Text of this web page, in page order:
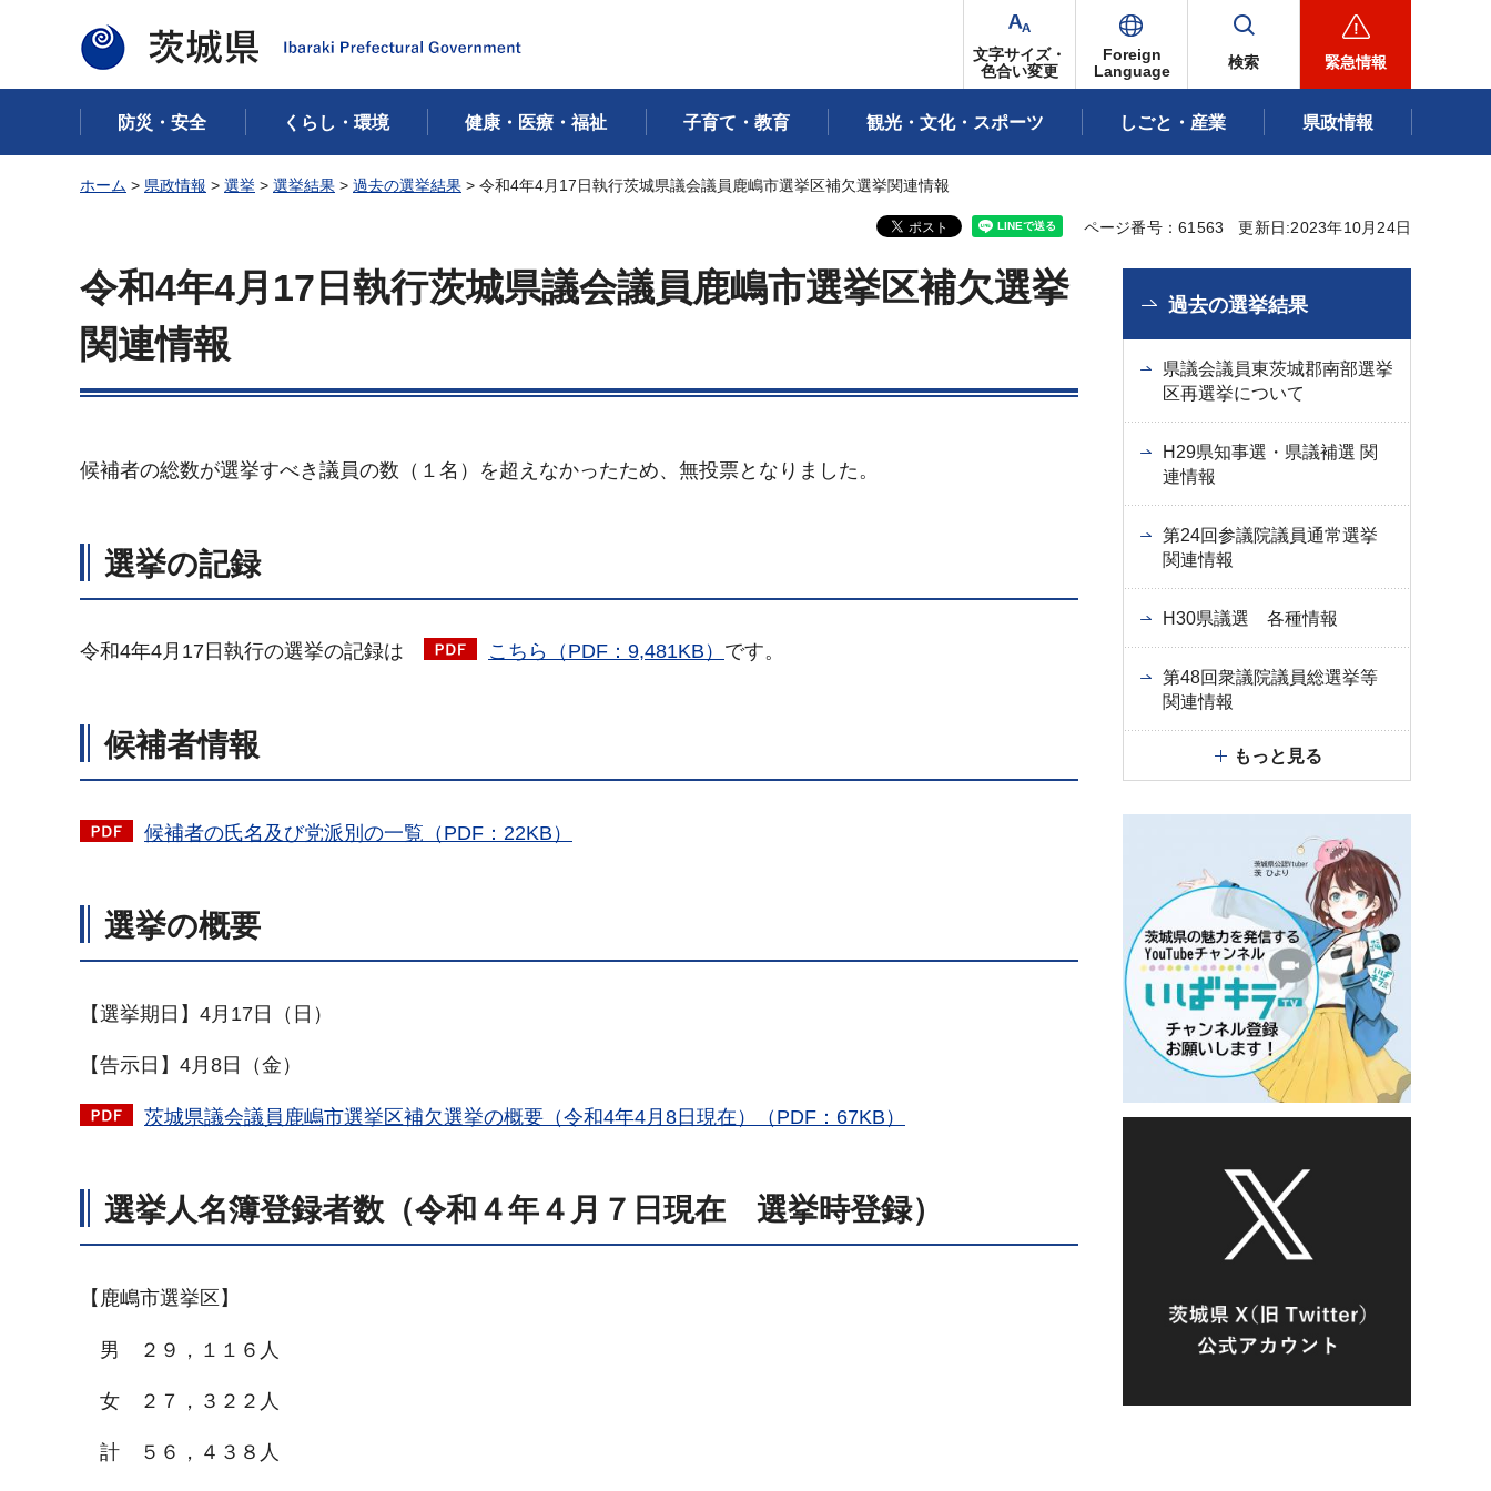
茨城県
文字サイズ・
色合い変更
Foreign
Language
検索 緊急情報
防災・安全 くらし・環境 健康・医療・福祉 子育て・教育 観光・文化・スポーツ しごと・産業 県政情報
ホーム > 県政情報 > 選挙 > 選挙結果 > 過去の選挙結果 > 令和4年4月17日執行茨城県議会議員鹿嶋市選挙区補欠選挙関連情報
ページ番号：61563 更新日:2023年10月24日
令和4年4月17日執行茨城県議会議員鹿嶋市選挙区補欠選挙
関連情報
候補者の総数が選挙すべき議員の数（１名）を超えなかったため、無投票となりました。
選挙の記録
令和4年4月17日執行の選挙の記録は こちら（PDF：9,481KB） です。
候補者情報
候補者の氏名及び党派別の一覧（PDF：22KB）
選挙の概要
【選挙期日】4月17日（日）
【告示日】4月8日（金）
茨城県議会議員鹿嶋市選挙区補欠選挙の概要（令和4年4月8日現在）（PDF：67KB）
選挙人名簿登録者数（令和４年４月７日現在 選挙時登録）
【鹿嶋市選挙区】
男 ２９，１１６人
女 ２７，３２２人
計 ５６，４３８人
過去の選挙結果
県議会議員東茨城郡南部選挙
区再選挙について
H29県知事選・県議補選 関
連情報
第24回参議院議員通常選挙
関連情報
H30県議選 各種情報
第48回衆議院議員総選挙等
関連情報
もっと見る